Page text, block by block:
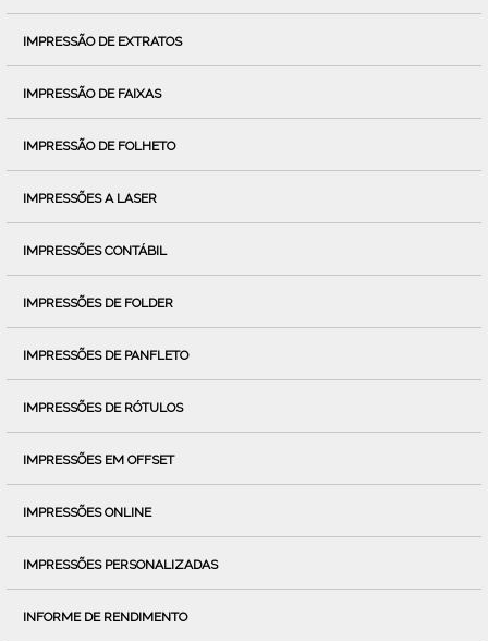
IMPRESSÃO DE EXTRATOS
IMPRESSÃO DE FAIXAS
IMPRESSÃO DE FOLHETO
IMPRESSÕES A LASER
IMPRESSÕES CONTÁBIL
IMPRESSÕES DE FOLDER
IMPRESSÕES DE PANFLETO
IMPRESSÕES DE RÓTULOS
IMPRESSÕES EM OFFSET
IMPRESSÕES ONLINE
IMPRESSÕES PERSONALIZADAS
INFORME DE RENDIMENTO